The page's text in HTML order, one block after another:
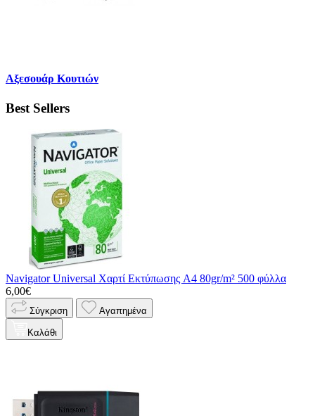
Αξεσουάρ Κουτιών
Best Sellers
Navigator Universal Χαρτί Εκτύπωσης A4 80gr/m² 500 φύλλα
6,00€
Σύγκριση Αγαπημένα
Καλάθι